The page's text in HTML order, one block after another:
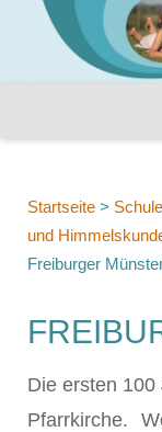
Startseite > Schule
und
Freiburger
Die ersten
Pfarrkirche.